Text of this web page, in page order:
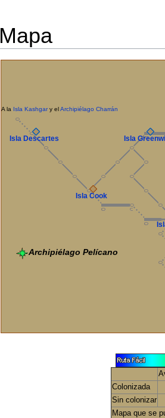
Mapa
Archipiélago Pelícano
Isla Cook
Isla Descartes Isla
A la Isla Kashgary elArchipiélago Charrán
Colonizada
Sin colonizar
Mapa que se